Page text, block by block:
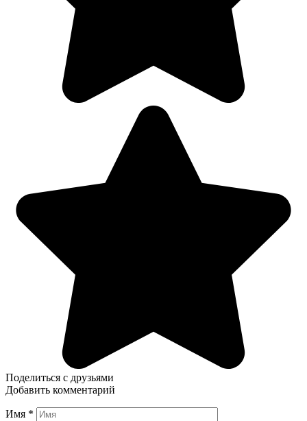
Поделиться с друзьями
Добавить комментарий
Имя *